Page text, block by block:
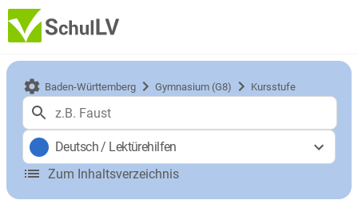
Baden-Württemberg Gymnasium (G8) Kursstufe
Deutsch/ Lektürehilfen
Zum Inhaltsverzeichnis